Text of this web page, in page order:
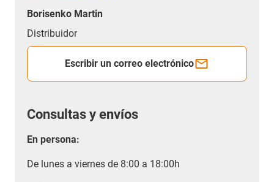
Borisenko Martin
Distribuidor
Escribir un correo electrónico
Consultas y envíos
En persona:
De lunes a viernes de 8:00 a 18:00h